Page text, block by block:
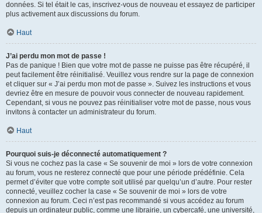
données. Si tel était le cas, inscrivez-vous de nouveau et essayez de participer
plus activement aux discussions du forum.
Haut
J’ai perdu mon mot de passe !
Pas de panique ! Bien que votre mot de passe ne puisse pas être récupéré, il
peut facilement être réinitialisé. Veuillez vous rendre sur la page de connexion
et cliquer sur « J’ai perdu mon mot de passe ». Suivez les instructions et vous
devriez être en mesure de pouvoir vous connecter de nouveau rapidement.
Cependant, si vous ne pouvez pas réinitialiser votre mot de passe, nous vous
invitons à contacter un administrateur du forum.
Haut
Pourquoi suis-je déconnecté automatiquement ?
Si vous ne cochez pas la case « Se souvenir de moi » lors de votre connexion
au forum, vous ne resterez connecté que pour une période prédéfinie. Cela
permet d’éviter que votre compte soit utilisé par quelqu’un d’autre. Pour rester
connecté, veuillez cocher la case « Se souvenir de moi » lors de votre
connexion au forum. Ceci n’est pas recommandé si vous accédez au forum
depuis un ordinateur public, comme une librairie, un cybercafé, une université,